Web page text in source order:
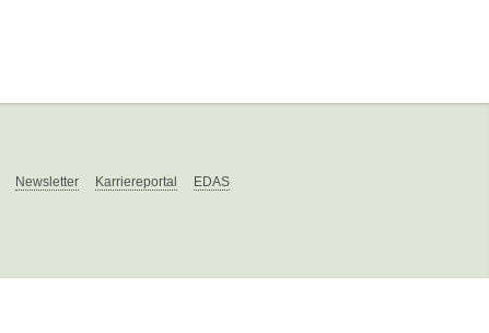
Newsletter Karriereportal EDAS